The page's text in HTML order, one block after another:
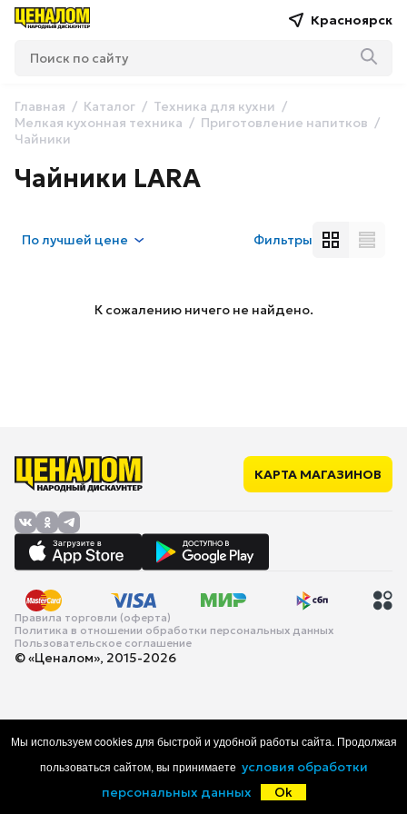
Красноярск
Главная Каталог
Техника для кухни
Мелкая кухонная техника
Приготовление напитков
Чайники
Чайники LARA
Получшей цене Фильтры
К сожалению ничего не найдено.
КАРТА МАГАЗИНОВ
Правила торговли (оферта)
Политика в отношении обработки персональных данных
Пользовательское соглашение
© «Ценалом», 2015-2026
Каталог Корзина Избранное
Мы используем cookies для быстрой и удобной работы сайта. Продолжая
пользоваться сайтом, вы принимаете условия обработки
персональных данных
Ok